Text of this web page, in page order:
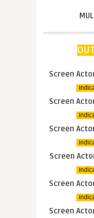
Screen
Screen
Screen
Screen
Screen
Screen